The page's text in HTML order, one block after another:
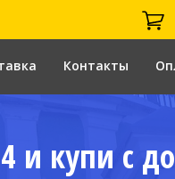
Контакты
и купи с